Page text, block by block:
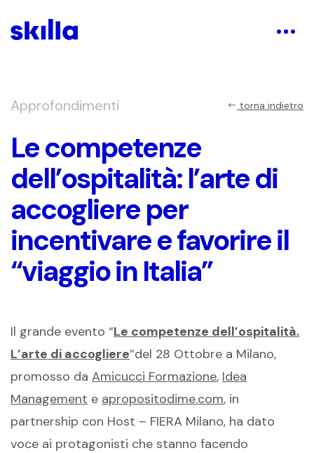
Approfondimenti torna indietro
Le competenze
dell’ospitalità: l’arte di
accogliere per
incentivare e favorire il
“viaggio in Italia”
Il grande evento “Le competenze dell’ospitalità.
L’arte di accogliere”del 28 Ottobre a Milano,
promosso da Amicucci Formazione, Idea
Management e apropositodime.com, in
partnership con Host – FIERA Milano, ha dato
voce ai protagonisti che stanno facendo